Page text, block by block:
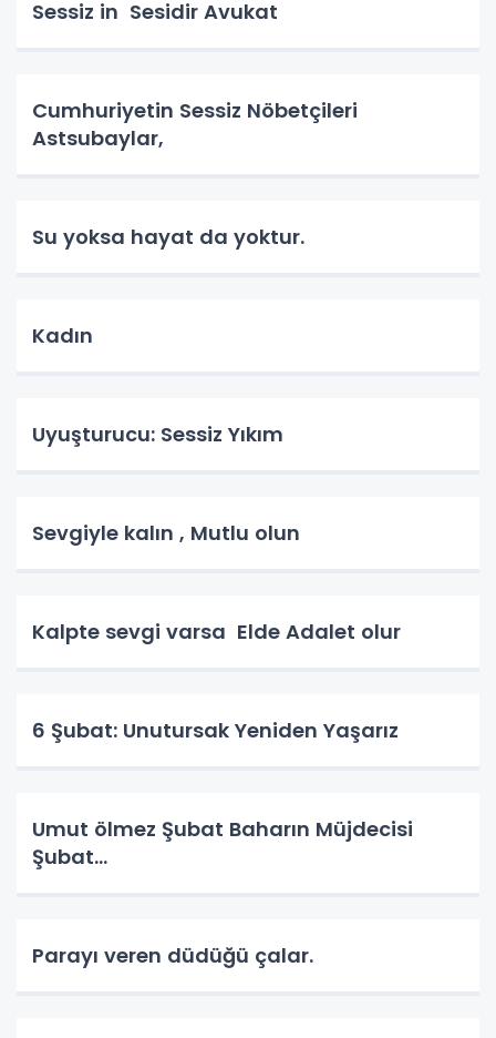
Sessiz in Sesidir Avukat
Cumhuriyetin Sessiz Nöbetçileri
Astsubaylar,
Su yoksa hayat da yoktur.
Kadın
Uyuşturucu: Sessiz Yıkım
Sevgiyle kalın , Mutlu olun
Kalpte sevgi varsa Elde Adalet olur
6 Şubat: Unutursak Yeniden Yaşarız
Umut ölmez Şubat Baharın Müjdecisi
Şubat…
Parayı veren düdüğü çalar.